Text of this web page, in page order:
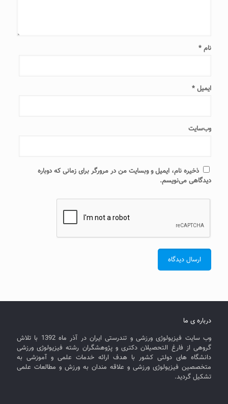
نام *
ایمیل *
وب‌سایت
ذخیره نام، ایمیل و وبسایت من در مرورگر برای زمانی که دوباره
دیدگاهی می‌نویسم.
درباره ی ما
وب سایت فیزیولوژی ورزشی و تندرستی ایران در آذر ماه 1392 با تلاش
گروهی از فارغ التحصیلان دکتری و پژوهشگران رشته فیزیولوژی ورزشی
دانشگاه های دولتی کشور با هدف ارائه خدمات علمی و آموزشی به
متخصصین فیزیولوژی ورزشی و علاقه مندان به ورزش و مطالعات علمی
تشکیل گردید.